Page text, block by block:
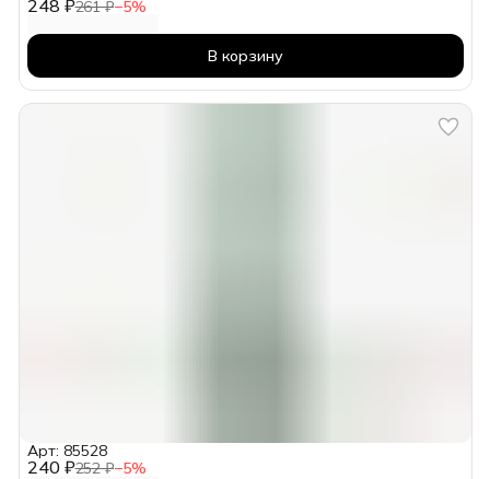
248 ₽261 ₽−5%
В корзину
240 ₽252 ₽−5%
Арт: 85528